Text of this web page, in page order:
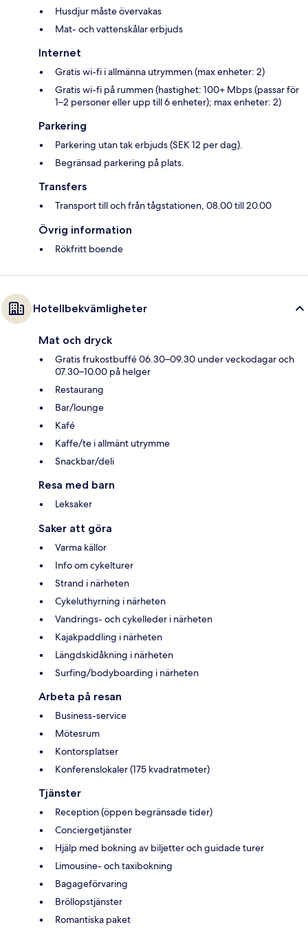
Husdjur måste övervakas
Mat- och vattenskålar erbjuds
Internet
Gratis wi-fi i allmänna utrymmen (max enheter: 2)
Gratis wi-fi på rummen (hastighet: 100+ Mbps (passar för
1–2 personer eller upp till 6 enheter); max enheter: 2)
Parkering
Parkering utan tak erbjuds (SEK 12 per dag).
Begränsad parkering på plats.
Transfers
Transport till och från tågstationen, 08.00 till 20.00
Övrig information
Rökfritt boende
Hotellbekvämligheter
Mat och dryck
Gratis frukostbuffé 06.30–09.30 under veckodagar och
07.30–10.00 på helger
Restaurang
Bar/lounge
Kafé
Kaffe/te i allmänt utrymme
Snackbar/deli
Resa med barn
Leksaker
Saker att göra
Varma källor
Info om cykelturer
Strand i närheten
Cykeluthyrning i närheten
Vandrings- och cykelleder i närheten
Kajakpaddling i närheten
Längdskidåkning i närheten
Surfing/bodyboarding i närheten
Arbeta på resan
Business-service
Mötesrum
Kontorsplatser
Konferenslokaler (175 kvadratmeter)
Tjänster
Reception (öppen begränsade tider)
Conciergetjänster
Hjälp med bokning av biljetter och guidade turer
Limousine- och taxibokning
Bagageförvaring
Bröllopstjänster
Romantiska paket